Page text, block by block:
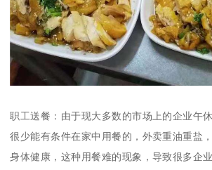
职工送餐：由于现大多数的市场上的企业午
很少能有条件在家中用餐的，外卖重油重盐
身体健康，这种用餐难的现象，导致很多企